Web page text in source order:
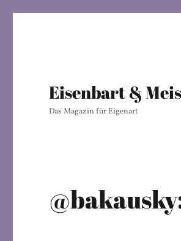
Eisenbart &
Das Magazin für Eigenart